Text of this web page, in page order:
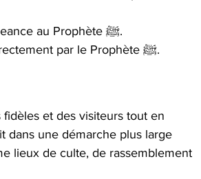
La mosquée Al Bay’ah, où les Ansars ont prêté allégeance au Prophète ﷺ.
Les mosquées Joum'a et Al-Qiblatain, construites directement par le Prophète ﷺ.
et des visiteurs tout en
dans une démarche plus large
lieux de culte, de rassemblement